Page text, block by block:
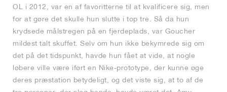
OL i 2012, var en af favoritterne til at kvalificere sig, men
for at gøre det skulle hun slutte i top tre. Så da hun
krydsede målstregen på en fjerdeplads, var Goucher
mildest talt skuffet. Selv om hun ikke bekymrede sig om
det på det tidspunkt, havde hun fået at vide, at nogle
løbere ville være iført en Nike-prototype, der kunne øge
deres præstation betydeligt, og det viste sig, at to af de